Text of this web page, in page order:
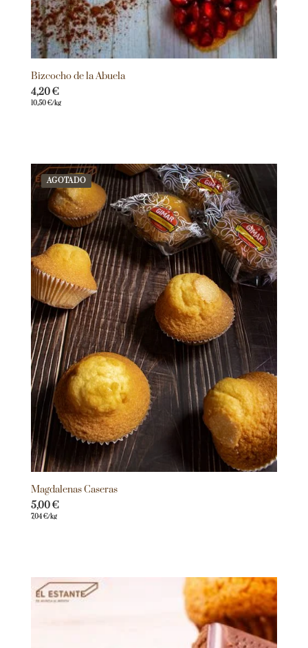
Bizcocho de la Abuela
4,20€
10,50€/kg
AGOTADO
Magdalenas Caseras
5,00€
7,04€/kg